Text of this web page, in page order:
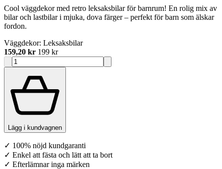
Cool väggdekor med retro leksaksbilar för barnrum! En rolig mix av
bilar och lastbilar i mjuka, dova färger – perfekt för barn som älskar
fordon.
Väggdekor: Leksaksbilar
159,20 kr 199 kr
Lägg i kundvagnen
✓ 100% nöjd kundgaranti
✓ Enkel att fästa och lätt att ta bort
✓ Efterlämnar inga märken